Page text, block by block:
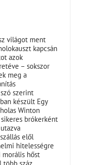
világot ment
kapcsán
azok
– sokszor
meg a
szerint
készült Egy
Winton
brókerként
elől
hitelességre
morális hőst